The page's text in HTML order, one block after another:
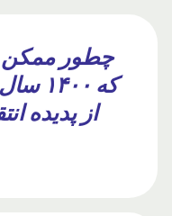
چطور
که
از پدیده